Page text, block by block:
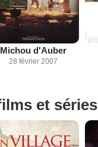
Michou d'Auber
28 février 2007
et séries